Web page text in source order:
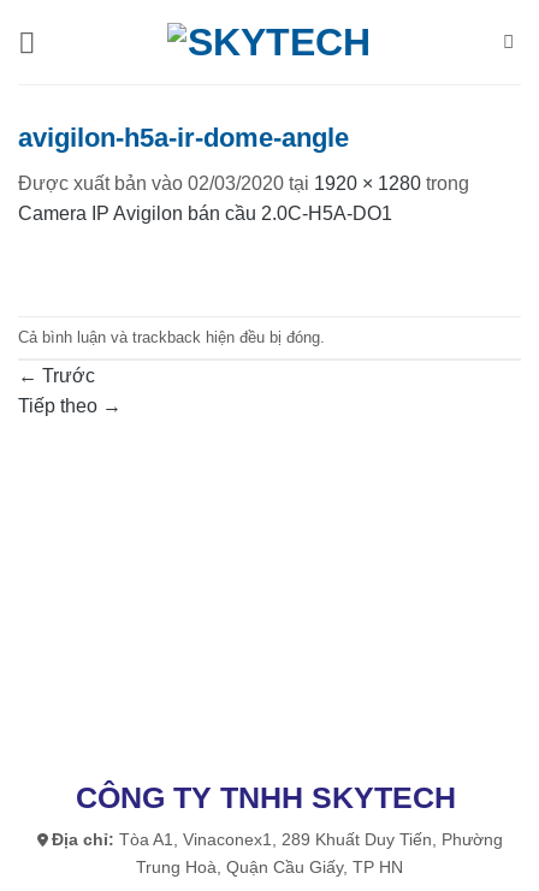
avigilon-h5a-ir-dome-angle
Được xuất bản vào 02/03/2020 tại 1920 × 1280 trong
Camera IP Avigilon bán cầu 2.0C-H5A-DO1
Cả bình luận và trackback hiện đều bị đóng.
← Trước
Tiếp theo →
CÔNG TY TNHH SKYTECH
Địa chỉ: Tòa A1, Vinaconex1, 289 Khuất Duy Tiến, Phường
Trung Hoà, Quận Cầu Giấy, TP HN